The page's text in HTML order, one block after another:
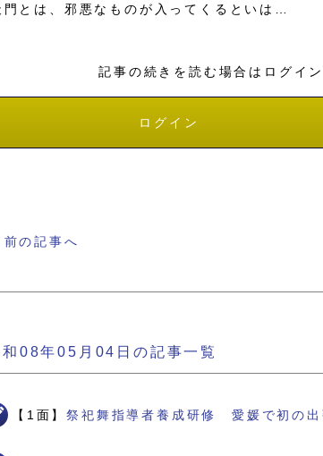
とは、邪悪なものが入ってくるといは…
記事の続きを読む場合はログイ
ログイン
前の記事へ
和08年05月04日の記事一覧
【1面】祭祀舞指導者養成研修 愛媛で初の